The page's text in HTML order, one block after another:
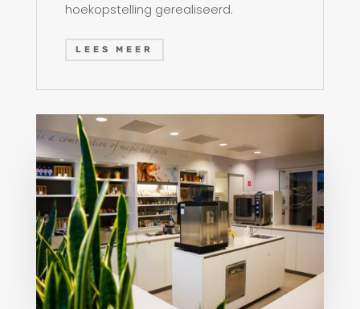
hoekopstelling gerealiseerd.
LEES MEER